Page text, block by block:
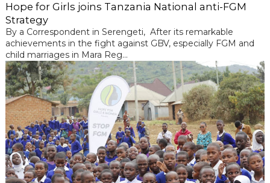
Hope for Girls joins Tanzania National anti-FGM
Strategy
By a Correspondent in Serengeti, After its remarkable
achievements in the fight against GBV, especially FGM and
child marriages in Mara Reg...